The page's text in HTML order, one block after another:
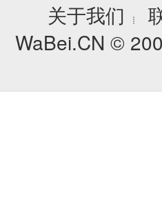
关于我们
┊
WaBei.CN ©